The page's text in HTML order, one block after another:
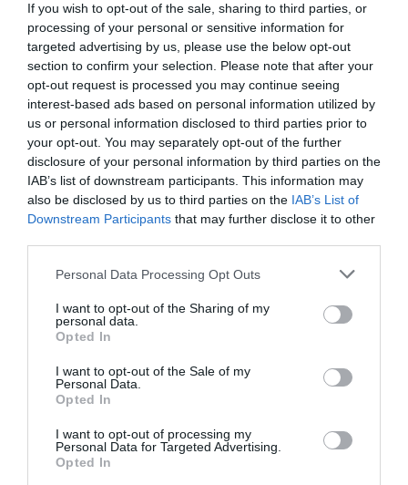
If you wish to opt-out of the sale, sharing to third parties, or
processing of your personal or sensitive information for
targeted advertising by us, please use the below opt-out
section to confirm your selection. Please note that after your
opt-out request is processed you may continue seeing
interest-based ads based on personal information utilized by
us or personal information disclosed to third parties prior to
your opt-out. You may separately opt-out of the further
disclosure of your personal information by third parties on the
IAB’s list of downstream participants. This information may
also be disclosed by us to third parties on the IAB’s List of
Downstream Participants that may further disclose it to other
Please note that this website/app uses one or more Google
not limited to your visit or usage behaviour. You may click to
grant or deny consent to Google and its third-party tags to
use your data for below specified purposes in below Google
consent section.
Personal Data Processing Opt Outs
I want to opt-out of the Sharing of my
personal data.
Opted In
I want to opt-out of the Sale of my
Personal Data.
Opted In
I want to opt-out of processing my
Personal Data for Targeted Advertising.
Opted In
PIACOK
Az elmúlt időszakban világszerte sokat drágultak az SSD-k.